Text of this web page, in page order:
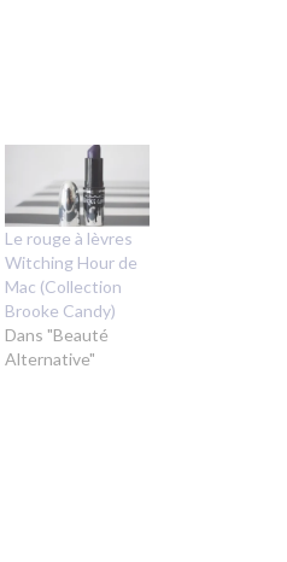
Le rouge à lèvres
Witching Hour de
Mac (Collection
Brooke Candy)
Dans "Beauté
Alternative"